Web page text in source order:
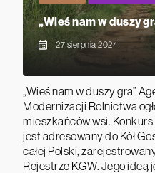
„Wieś nam w duszy
27 sierpnia 2024
„Wieś nam w duszy gra”
Modernizacji Rolnictwa
mieszkańców wsi. Konkurs
jest adresowany do Kół
całej Polski,
Rejestrze KGW. Jego ideą